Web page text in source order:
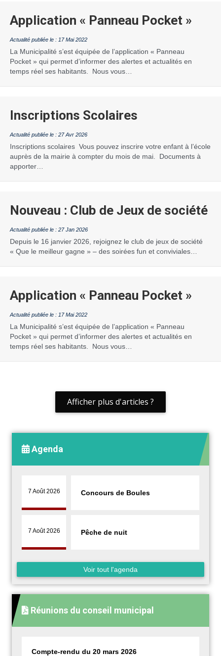
Application « Panneau Pocket »
17 Mai 2022
La Municipalité s’est équipée de l’application « Panneau
Pocket » qui permet d’informer des alertes et actualités en
temps réel ses habitants. Nous vous…
Inscriptions Scolaires
27 Avr 2026
Inscriptions scolaires Vous pouvez inscrire votre enfant à l’école
auprès de la mairie à compter du mois de mai. Documents à
apporter…
Nouveau : Club de Jeux de société
27 Jan 2026
Depuis le 16 janvier 2026, rejoignez le club de jeux de société
« Que le meilleur gagne » – des soirées fun et conviviales…
Application « Panneau Pocket »
17 Mai 2022
La Municipalité s’est équipée de l’application « Panneau
Pocket » qui permet d’informer des alertes et actualités en
temps réel ses habitants. Nous vous…
Afficher plus d'articles ?
Agenda
7 Août 2026 Concours de Boules
7 Août 2026 Pêche de nuit
Voir tout l'agenda
Réunions du conseil municipal
Compte-rendu du 20 mars 2026